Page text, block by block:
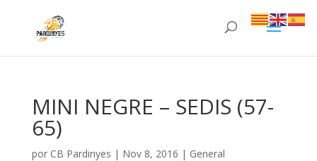
MINI NEGRE – SEDIS (57-
65)
por CB Pardinyes | Nov 8, 2016 | General